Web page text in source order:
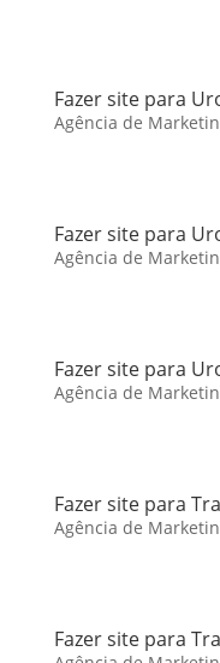
Fazer site para
Agência de
Fazer site para
Agência de
Fazer site para
Agência de
Fazer site para
Agência de
Fazer site para